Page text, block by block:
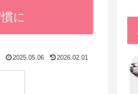
に
2025.05.06 2026.02.01